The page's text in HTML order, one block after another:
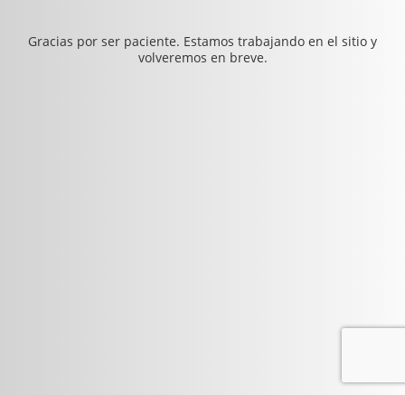
Gracias por ser paciente. Estamos trabajando en el sitio y
volveremos en breve.